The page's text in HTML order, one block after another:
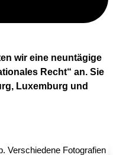
wir eine neuntägige
Recht“ an. Sie
Luxemburg und